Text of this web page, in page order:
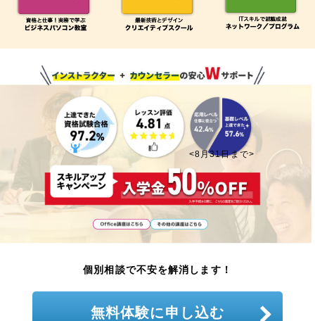
<8月31日まで>
個別相談で不安を解消します！
無料体験に申し込む